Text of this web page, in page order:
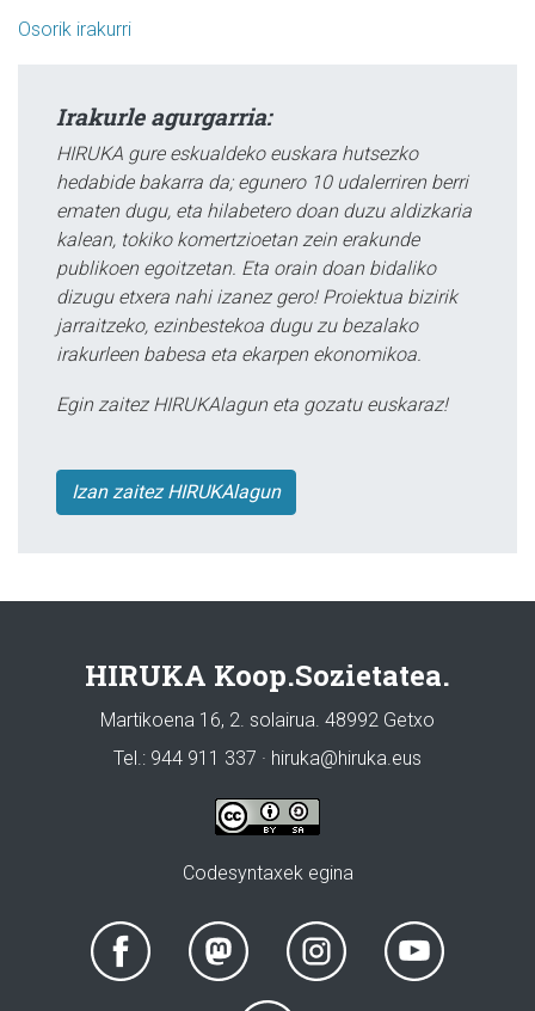
Osorik irakurri
Irakurle agurgarria:
HIRUKA gure eskualdeko euskara hutsezko
hedabide bakarra da; egunero 10 udalerriren berri
ematen dugu, eta hilabetero doan duzu aldizkaria
kalean, tokiko komertzioetan zein erakunde
publikoen egoitzetan. Eta orain doan bidaliko
dizugu etxera nahi izanez gero! Proiektua bizirik
jarraitzeko, ezinbestekoa dugu zu bezalako
irakurleen babesa eta ekarpen ekonomikoa.
Egin zaitez HIRUKAlagun eta gozatu euskaraz!
Izan zaitez HIRUKAlagun
HIRUKA Koop.Sozietatea.
Martikoena 16, 2. solairua. 48992 Getxo
Tel.: 944 911 337 · hiruka@hiruka.eus
Codesyntaxek egina